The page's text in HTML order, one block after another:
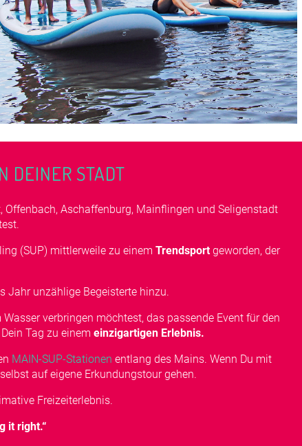
DEINER STADT
Aschaffenburg, Mainflingen und Seligenstadt
(SUP) mittlerweile zu einem Trendsportgeworden, der
Jahr unzählige Begeisterte hinzu.
verbringen möchtest, das passende Event für den
Tag zu einem einzigartigen Erlebnis.
MAIN-SUP-Stationen entlang des Mains. Wenn Du mit
auf eigene Erkundungstour gehen.
Freizeiterlebnis.
it right.“